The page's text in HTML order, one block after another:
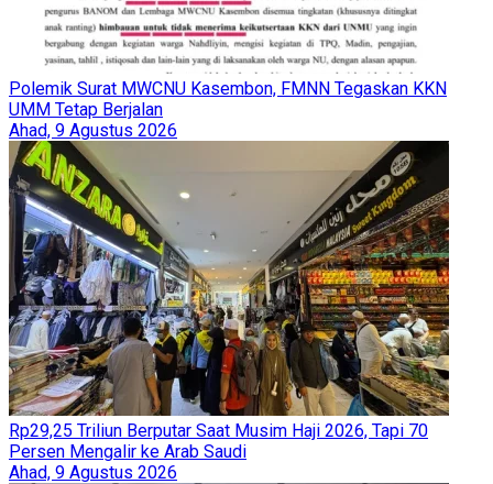
Polemik Surat MWCNU Kasembon, FMNN Tegaskan KKN
UMM Tetap Berjalan
Ahad, 9 Agustus 2026
Rp29,25 Triliun Berputar Saat Musim Haji 2026, Tapi 70
Persen Mengalir ke Arab Saudi
Ahad, 9 Agustus 2026